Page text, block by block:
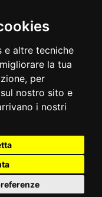
e altre tecniche
la tua
per
nostro sito e
i nostri
realizzato da